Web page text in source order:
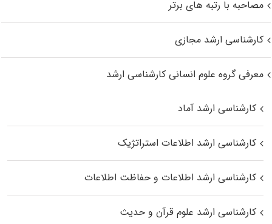
مصاحبه با رتبه های برتر
کارشناسی ارشد مجازی
معرفی گروه علوم انسانی کارشناسی ارشد
کارشناسی ارشد آماد
کارشناسی ارشد اطلاعات استراتژیک
کارشناسی ارشد اطلاعات و حفاظت اطلاعات
کارشناسی ارشد علوم قرآن و حدیث